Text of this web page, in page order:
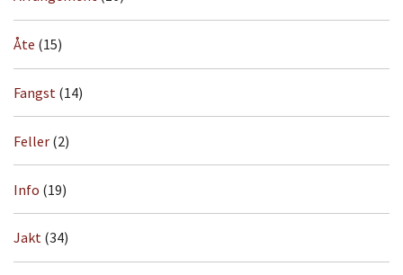
Åte (15)
Fangst (14)
Feller (2)
Info (19)
Jakt (34)